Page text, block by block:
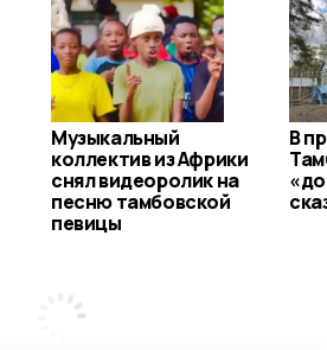
Музыкальный
коллектив из Африки
снял видеоролик на
песню тамбовской
певицы
В